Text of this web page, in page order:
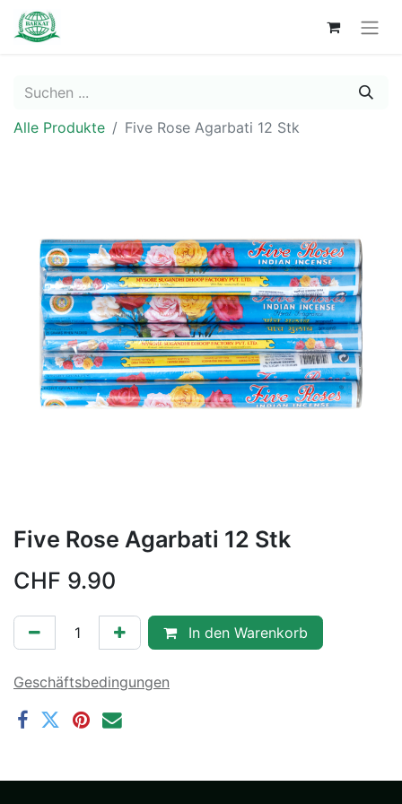
Alle Produkte Five Rose Agarbati 12 Stk
Five Rose Agarbati 12 Stk
CHF 9.90
In den Warenkorb
Geschäftsbedingungen